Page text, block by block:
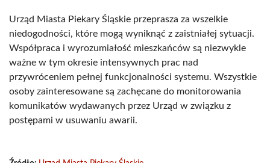
Urząd Miasta Piekary Śląskie przeprasza za wszelkie
niedogodności, które mogą wyniknąć z zaistniałej sytuacji.
Współpraca i wyrozumiałość mieszkańców są niezwykle
ważne w tym okresie intensywnych prac nad
przywróceniem pełnej funkcjonalności systemu. Wszystkie
osoby zainteresowane są zachęcane do monitorowania
komunikatów wydawanych przez Urząd w związku z
postępami w usuwaniu awarii.